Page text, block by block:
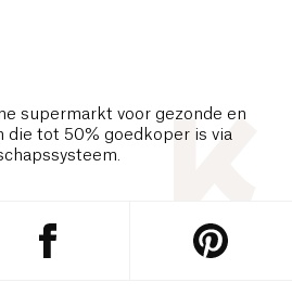
supermarkt voor gezonde en
die tot 50% goedkoper is via